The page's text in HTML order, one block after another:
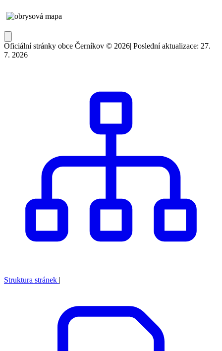
Oficiální stránky obce Černíkov © 2026| Poslední aktualizace: 27.
7. 2026
Struktura stránek |